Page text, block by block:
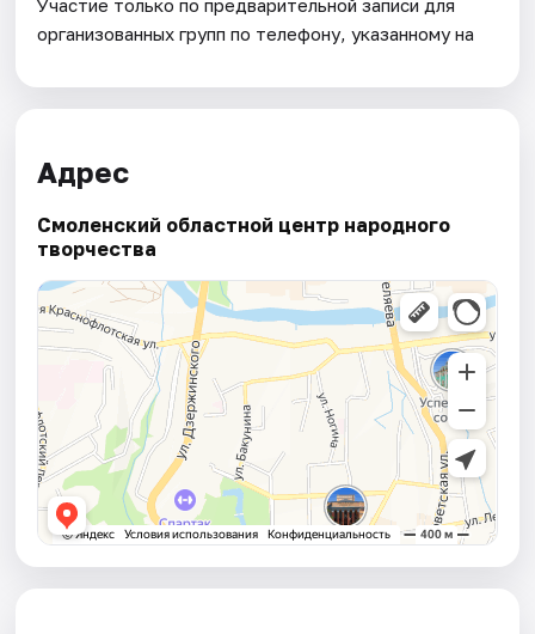
Участие только по предварительной записи для
организованных групп по телефону, указанному на
Адрес
Смоленский областной центр народного
творчества